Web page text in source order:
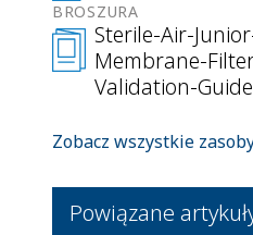
BROSZURA
Sterile-Air-
Membrane-
Validation-Guide
Zobacz wszystkie
Powiązane